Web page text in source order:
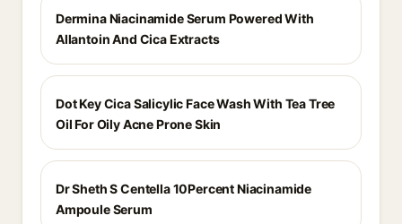
Dermina Niacinamide Serum Powered With
Allantoin And Cica Extracts
Dot Key Cica Salicylic Face Wash With Tea Tree
Oil For Oily Acne Prone Skin
Dr Sheth S Centella 10Percent Niacinamide
Ampoule Serum